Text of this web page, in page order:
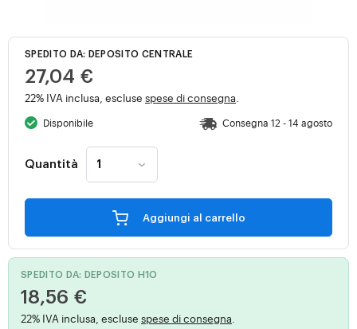
SPEDITO DA: DEPOSITO CENTRALE
27,04 €
22% IVA inclusa, escluse spese di consegna
Disponibile Consegna 12 - 14 agosto
Quantità
Aggiungi al carrello
SPEDITO DA: DEPOSITO H1O
18,56 €
22% IVA inclusa, escluse spese di consegna